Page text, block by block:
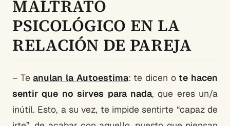
MALTRATO
PSICOLÓGICO EN LA
RELACIÓN DE PAREJA
– Teanulan la Autoestima: te dicen ote hacen
sentir que no sirves para nada, que eres un/a
inútil. Esto, a su vez, te impide sentirte “capaz de